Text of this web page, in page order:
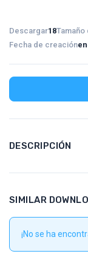
Descargar18Tamaño
Fecha de creación
DESCRIPCIÓN
SIMILAR
¡No se ha